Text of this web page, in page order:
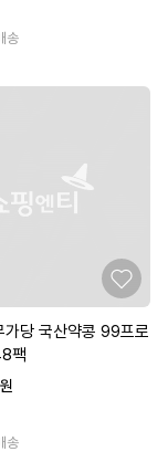
송
가당 국산약콩 99프로
팩
원
송